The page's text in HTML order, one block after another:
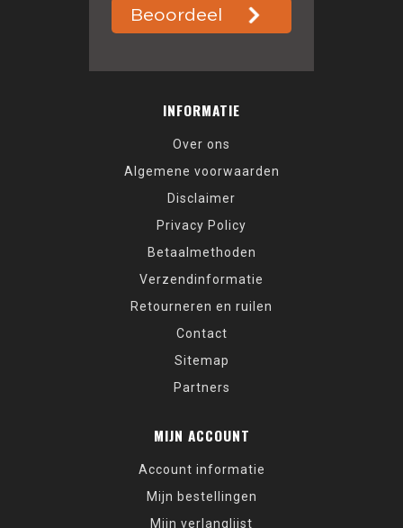
INFORMATIE
Over ons
Algemene voorwaarden
Disclaimer
Privacy Policy
Betaalmethoden
Verzendinformatie
Retourneren en ruilen
Contact
Sitemap
Partners
MIJN ACCOUNT
Account informatie
Mijn bestellingen
Mijn verlanglijst